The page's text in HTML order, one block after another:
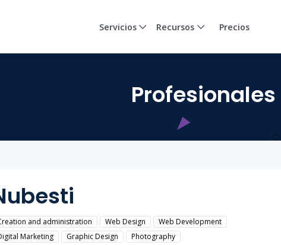
Servicios Recursos Precios
Profesionales
and administration Web Design
Web Development
Marketing
Graphic Design Photography